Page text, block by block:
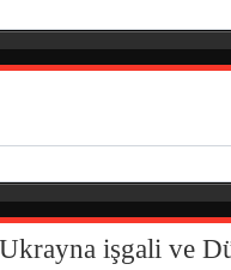
işgali ve